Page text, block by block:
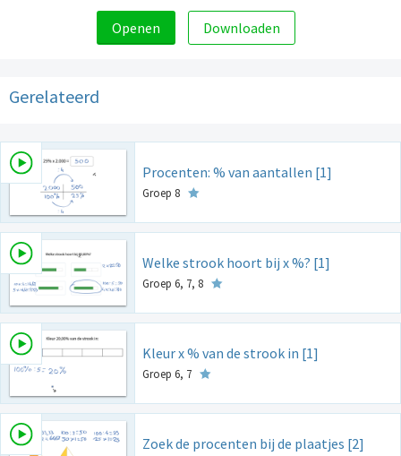
Openen Downloaden
Gerelateerd
Procenten: % van aantallen [1]
Groep 8
Welke strook hoort bij x %? [1]
Groep 6, 7, 8
Kleur x % van de strook in [1]
Groep 6, 7
Zoek de procenten bij de plaatjes [2]